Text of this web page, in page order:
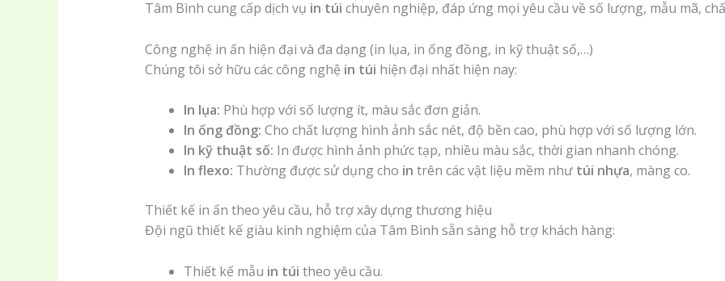
Tâm Bình cung cấp dịch vụ in túi chuyên nghiệp, đáp ứng mọi yêu cầu về số lượng, mẫu mã,
Công nghệ in ấn hiện đại và đa dạng (in lụa, in ống đồng, in kỹ thuật số,…)
Chúng tôi sở hữu các công nghệ in túi hiện đại nhất hiện nay:
In lụa: Phù hợp với số lượng ít, màu sắc đơn giản.
In ống đồng: Cho chất lượng hình ảnh sắc nét, độ bền cao, phù hợp với số lượng lớn.
In kỹ thuật số: In được hình ảnh phức tạp, nhiều màu sắc, thời gian nhanh chóng.
In flexo: Thường được sử dụng cho in trên các vật liệu mềm như túi nhựa, màng co.
Thiết kế in ấn theo yêu cầu, hỗ trợ xây dựng thương hiệu
Đội ngũ thiết kế giàu kinh nghiệm của Tâm Bình sẵn sàng hỗ trợ khách hàng:
Thiết kế mẫu in túi theo yêu cầu.